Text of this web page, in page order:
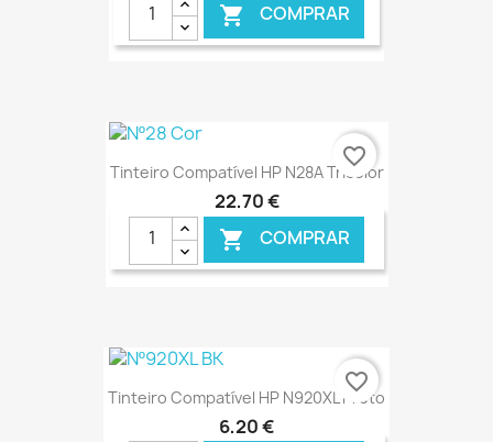
 COMPRAR
€ ONLINE
Tinteiro Compatível HP N28A Tricolor
22,70 €
 COMPRAR
€ ONLINE
favorite_border
Tinteiro Compatível HP N920XL Preto
6,20 €
favorite_border